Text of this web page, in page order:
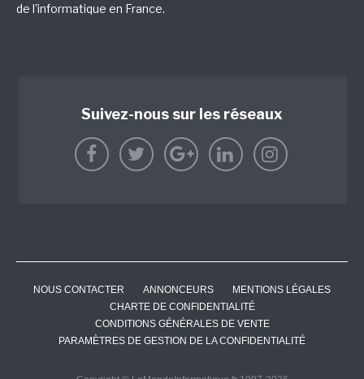
de l'informatique en France.
Suivez-nous sur les réseaux
NOUS CONTACTER ANNONCEURS
MENTIONS LÉGALES
CHARTE DE CONFIDENTIALITÉ
CONDITIONS GÉNÉRALES DE VENTE
PARAMÈTRES DE GESTION DE LA CONFIDENTIALITÉ